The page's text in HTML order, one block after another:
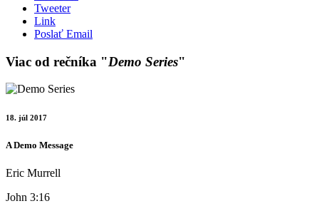
Tweeter
Link
Poslať Email
Viac od rečníka "Demo Series"
18. júl 2017
A Demo Message
Eric Murrell
John 3:16